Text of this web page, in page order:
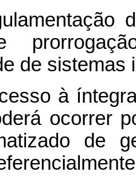
de sistemas
à
ocorrer
de